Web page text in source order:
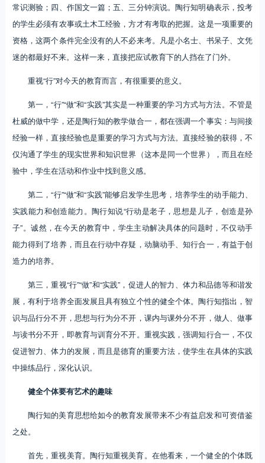
常识测验；四、作国文一篇；五、三分钟演说。陶行知明确表示，投考
的学生必须有农事或土木工经验，方才有考取的把握。这是一项重要的
资格，这两个条件完全没有的人不必来考。凡是小名士、书呆子、文凭
迷的都最好不来。这样一来，直接把应试教育下的人挡在了门外。
重视“行”对今天的教育而言，有很重要的意义。
第一，“行”“做”和“实践”其实是一种重要的学习方式与方法。不管是
杜威的做中学，还是陶行知的教学做合一，都在强调一个事实：与间接
经验一样，直接经验也是重要的学习方式与方法。直接经验的获得，不
仅沟通了学生的现实世界和知识世界（这本是同一个世界），而且在经
验中，学生在活动和作业中找到意义感。
第二，“行”“做”和“实践”能够启发学生思考，培养学生的动手能力、
实践能力和创造能力。陶行知说“行动是老子，思想是儿子，创造是孙
子”。诚然，在今天的教育中，学生主动解决具体的问题时，不仅动手
能力得到了培养，而且在行动中存疑，动脑动手、知行合一，有益于创
造力的培养。
第三，重视“行”“做”和“实践”，促进人的智力、体力和品德等和谐发
展，有利于培养全面发展且具有独立个性的健全个体。陶行知指出，智
识与品行分不开，思想与行为分不开，课内与课外分不开，做人、做事
与读书分不开，即教育与训育分不开。重视实践，强调知行合一，不仅
促进智力、体力的发展，而且是德育的重要方法，使学生在具体的实践
中操练品行，深化认识。
健全个体要有艺术的趣味
陶行知的美育思想给如今的教育发展带来不少有益启发和可资借鉴
之处。
首先，重视美育。陶行知重视美育。在他看来，一个健全的个体既